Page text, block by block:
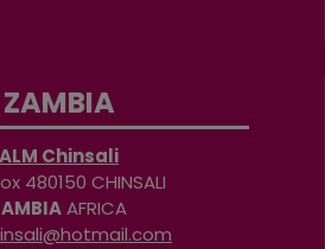
ZAMBIA
ALM Chinsali
480150 CHINSALI
AFRICA